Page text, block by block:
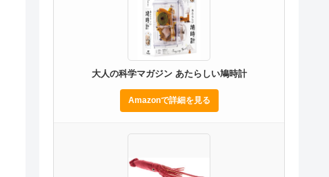
大人の科学マガジン あたらしい鳩時計
Amazonで詳細を見る